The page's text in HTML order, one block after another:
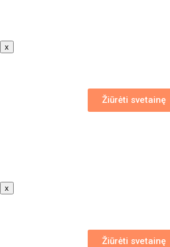
x
Žiūrėti svetainę
x
Žiūrėti svetainę